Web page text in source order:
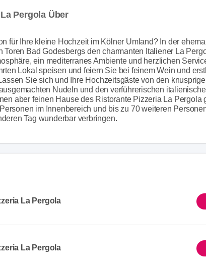
Pergola Über
für Ihre kleine Hochzeit im Kölner Umland? In der
Toren Bad Godesbergs den charmanten Italiener La
ein mediterranes Ambiente und herzlichen
Lokal speisen und feiern Sie bei feinem Wein und
Sie sich und Ihre Hochzeitsgäste von den
Nudeln und den verführerischen
aber feinen Hause des Ristorante Pizzeria La Pergola
im Innenbereich und bis zu 70 weiteren
Tag wunderbar verbringen.
La Pergola
La Pergola